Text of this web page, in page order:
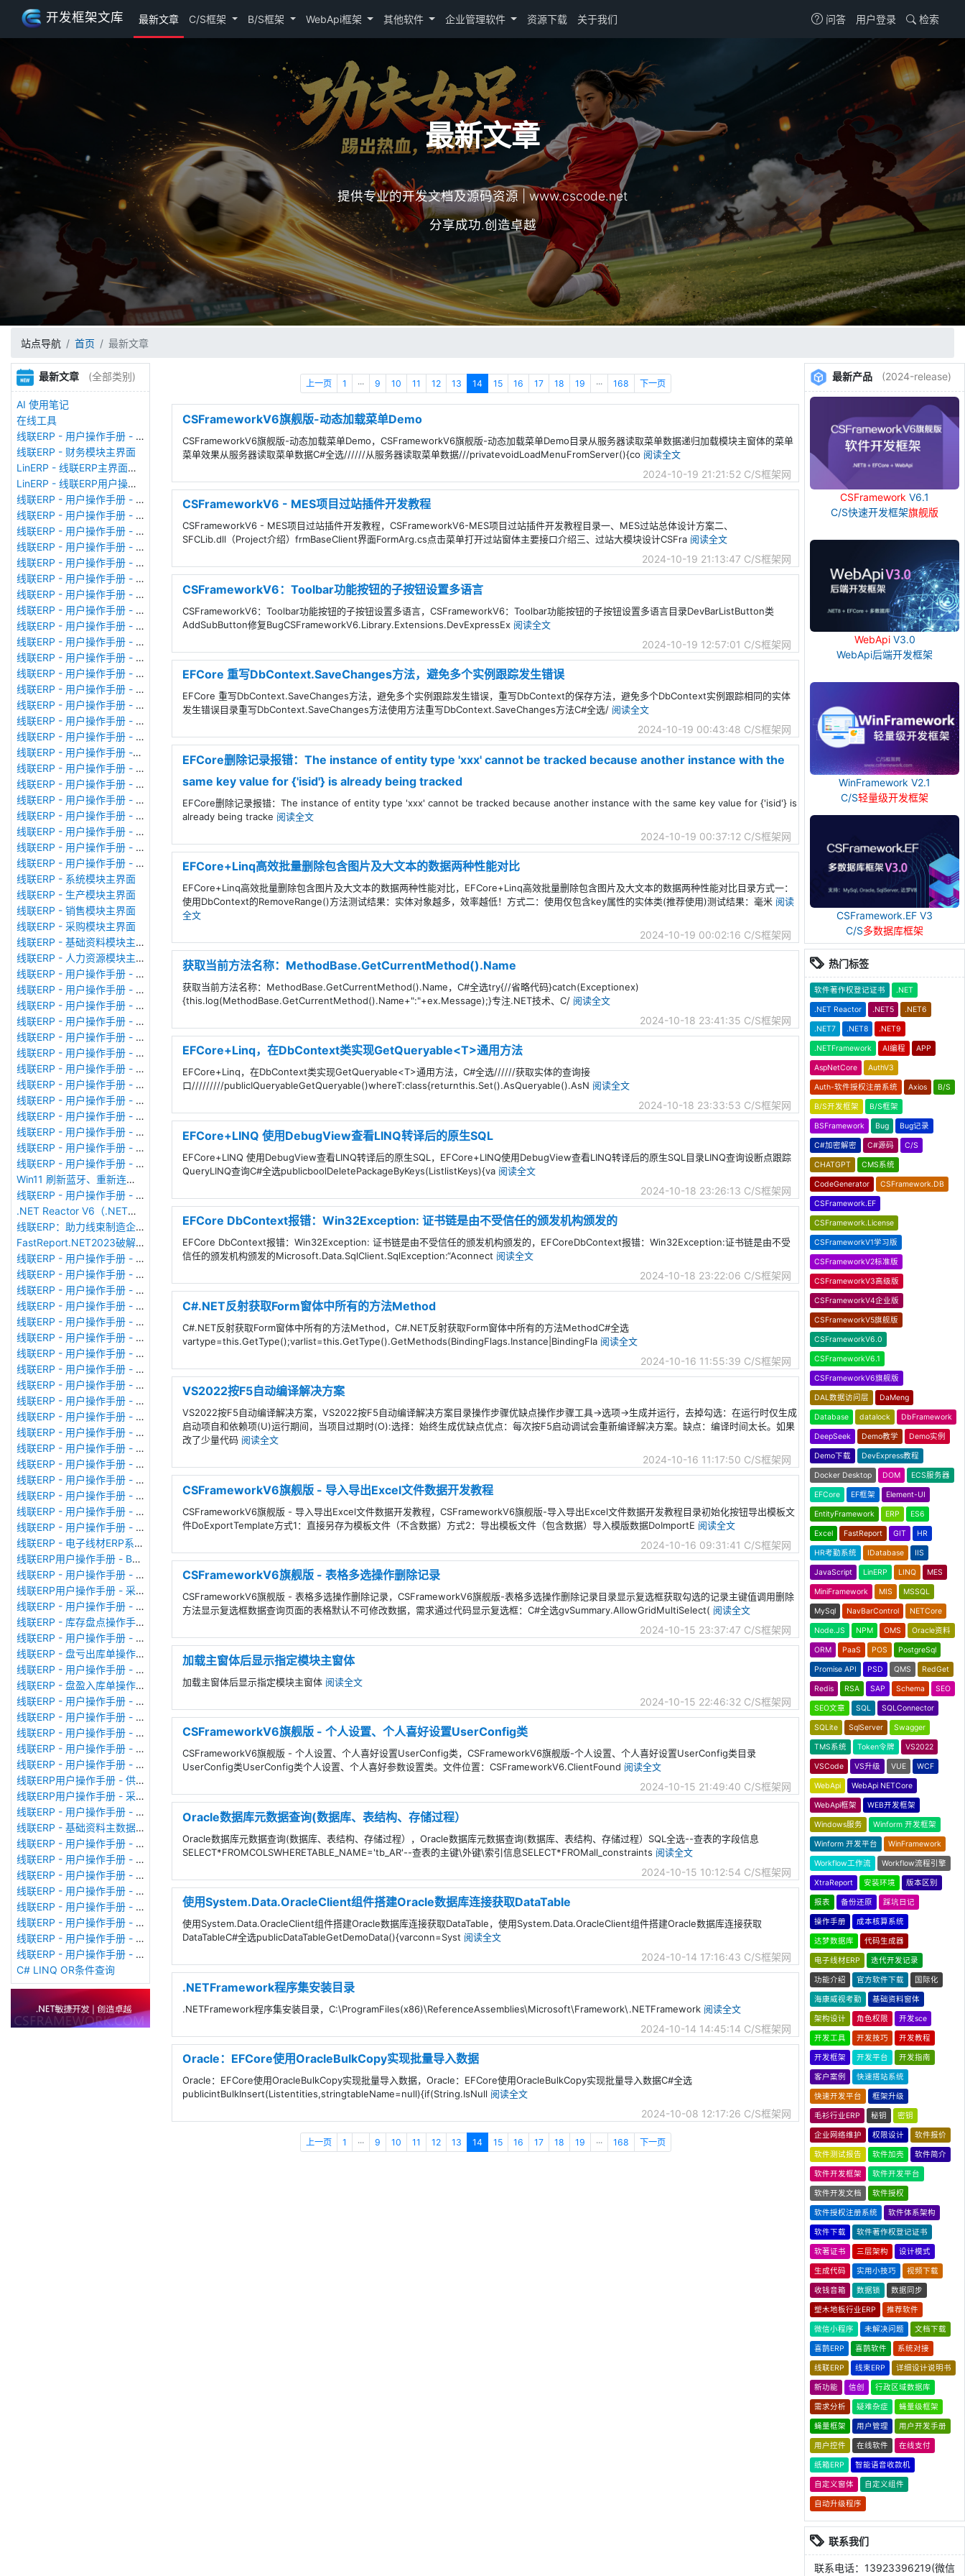
开发框架文库 最新文章 C/S框架 B/S框架 WebApi框架 其他软件 企业管理软件 资源下载 关于我们 问答 用户登录 检索
最新文章
提供专业的开发文档及源码资源 | www.cscode.net
分享成功.创造卓越
站点导航 首页 最新文章
最新文章 (全部类别)
AI 使用笔记
在线工具
线联ERP - 用户操作手册 - 存货期初
线联ERP - 财务模块主界面
LinERP - 线联ERP主界面（HOME）
LinERP - 线联ERP用户操作手册 - 系统登陆
线联ERP - 用户操作手册 - 查看在线用户
线联ERP - 用户操作手册 - 数据备份
线联ERP - 用户操作手册 - 工厂管理
线联ERP - 用户操作手册 - 帐套管理
线联ERP - 用户操作手册 - 语种设置
线联ERP - 用户操作手册 - 国际化多语言
线联ERP - 用户操作手册 - 报表管理
线联ERP - 用户操作手册 - 字段名管理
线联ERP - 用户操作手册 - 模块管理
线联ERP - 用户操作手册 - 广播消息
线联ERP - 用户操作手册 - 审计日志
线联ERP - 用户操作手册 - 公司资料设置
线联ERP - 用户操作手册 - 系统参数设置
线联ERP - 用户操作手册 - 单据类型
线联ERP - 用户操作手册 - 号码规则
线联ERP - 用户操作手册 - 功能菜单
线联ERP - 用户操作手册 -分配临时角色
线联ERP - 用户操作手册 - 组织架构
线联ERP - 用户操作手册 - 用户管理
线联ERP - 用户操作手册 - 角色/岗位管理
线联ERP - 用户操作手册 - 暂估入库明细表
线联ERP - 用户操作手册 - 物料收发明细表
线联ERP - 用户操作手册 - 即时库存余额表
线联ERP - 用户操作手册 - 库存账龄分析表
线联ERP - 系统模块主界面
线联ERP - 生产模块主界面
线联ERP - 销售模块主界面
线联ERP - 采购模块主界面
线联ERP - 基础资料模块主界面
线联ERP - 人力资源模块主界面
线联ERP - 用户操作手册 - 个人考勤报表（横向）
线联ERP - 用户操作手册 - 部门考勤报表
线联ERP - 用户操作手册 - 个人考勤报表
线联ERP - 用户操作手册 - 考勤计算
线联ERP - 用户操作手册 - 节假日管理
线联ERP - 用户操作手册 - 请假管理
线联ERP - 用户操作手册 - 补卡管理
线联ERP - 用户操作手册 - 考勤设备管理
线联ERP - 用户操作手册 - 考勤参数配置
线联ERP - 用户操作手册 - 考勤设备绑定
线联ERP - 用户操作手册 - 员工档案
线联ERP - 用户操作手册 - 班次管理
线联ERP - 用户操作手册 - 排班管理
Win11 刷新蓝牙、重新连接蓝牙音响
线联ERP - 用户操作手册 - 成品入库单
.NET Reactor V6（.NET混淆器）加壳软件使用
线联ERP：助力线束制造企业迈向数智化新征程
FastReport.NET2023破解版去除水印DEMO VERSION (2025.1.14/2023.2.18版本)
线联ERP - 用户操作手册 - 系统初始化
线联ERP - 用户操作手册 - 财务科目
线联ERP - 用户操作手册 - 现金流量表
线联ERP - 用户操作手册 - 成本调整单
线联ERP - 用户操作手册 - 月结&结账
线联ERP - 用户操作手册 - 制作凭证
线联ERP - 用户操作手册 - 成本核算
线联ERP - 用户操作手册 - 往来核销单
线联ERP - 用户操作手册 - 采购发票
线联ERP - 用户操作手册 - 应收单据
线联ERP - 用户操作手册 - 供应商对账单
线联ERP - 用户操作手册 - 往来付款单
线联ERP - 用户操作手册 - 往来收款单
线联ERP - 用户操作手册 - 客户对账单
线联ERP - 用户操作手册 - 销售发票
线联ERP - 用户操作手册 - 应付单据
线联ERP - 用户操作手册 - 应付期初
线联ERP - 用户操作手册 - 应收期初
线联ERP - 电子线材ERP系统、线束ERP系统常用报表格式
线联ERP用户操作手册 - BOM管理
线联ERP - 用户操作手册 - 生产计划
线联ERP用户操作手册 - 采购申请单
线联ERP - 用户操作手册 - 仓库转换
线联ERP - 库存盘点操作手册
线联ERP - 用户操作手册 - 成品出库单
线联ERP - 盘亏出库单操作手册
线联ERP - 用户操作手册 - 其他出库单
线联ERP - 盘盈入库单操作手册
线联ERP - 用户操作手册 - 生产领料单
线联ERP - 用户操作手册 - 其他入库单
线联ERP - 用户操作手册 - 采购入库单
线联ERP - 用户操作手册 - 业务对账单（Sales Statement）
线联ERP - 用户操作手册 - 付款申请单
线联ERP用户操作手册 - 供应商价格表
线联ERP用户操作手册 - 采购订单
线联ERP - 用户操作手册 - 成本核算表
线联ERP - 基础资料主数据库列表
线联ERP - 用户操作手册 - 委外备料冲销单
线联ERP - 用户操作手册 - 委外加工单
线联ERP - 用户操作手册 - 生产备料单
线联ERP - 用户操作手册 - MRP计划统筹
线联ERP - 用户操作手册 - 报价单（Quotation Order）
线联ERP - 用户操作手册 - 形式发票（Proforma Invoice）
线联ERP - 用户操作手册 - 销售订单（Sales Order）
线联ERP - 用户操作手册 - 客户费用登记表
C# LINQ OR条件查询
上一页 1 ··· 9 10 11 12 13 14 15 16 17 18 19 ··· 168 下一页
CSFrameworkV6旗舰版-动态加载菜单Demo
CSFrameworkV6旗舰版-动态加载菜单Demo，CSFrameworkV6旗舰版-动态加载菜单Demo目录从服务器读取菜单数据递归加载模块主窗体的菜单
菜单效果从服务器读取菜单数据C#全选//////从服务器读取菜单数据///privatevoidLoadMenuFromServer(){co 阅读全文
2024-10-19 21:21:52 C/S框架网
CSFrameworkV6 - MES项目过站插件开发教程
CSFrameworkV6 - MES项目过站插件开发教程，CSFrameworkV6-MES项目过站插件开发教程目录一、MES过站总体设计方案二、
SFCLib.dll（Project介绍）frmBaseClient界面FormArg.cs点击菜单打开过站窗体主要接口介绍三、过站大模块设计CSFra 阅读全文
2024-10-19 21:13:47 C/S框架网
CSFrameworkV6：Toolbar功能按钮的子按钮设置多语言
CSFrameworkV6：Toolbar功能按钮的子按钮设置多语言，CSFrameworkV6：Toolbar功能按钮的子按钮设置多语言目录DevBarListButton类
AddSubButton修复BugCSFrameworkV6.Library.Extensions.DevExpressEx 阅读全文
2024-10-19 12:57:01 C/S框架网
EFCore 重写DbContext.SaveChanges方法，避免多个实例跟踪发生错误
EFCore 重写DbContext.SaveChanges方法，避免多个实例跟踪发生错误，重写DbContext的保存方法，避免多个DbContext实例跟踪相同的实体
发生错误目录重写DbContext.SaveChanges方法使用方法重写DbContext.SaveChanges方法C#全选/ 阅读全文
2024-10-19 00:43:48 C/S框架网
EFCore删除记录报错：The instance of entity type 'xxx' cannot be tracked because another instance with the
same key value for {'isid'} is already being tracked
EFCore删除记录报错：The instance of entity type 'xxx' cannot be tracked because another instance with the same key value for {'isid'} is
already being tracke 阅读全文
2024-10-19 00:37:12 C/S框架网
EFCore+Linq高效批量删除包含图片及大文本的数据两种性能对比
EFCore+Linq高效批量删除包含图片及大文本的数据两种性能对比，EFCore+Linq高效批量删除包含图片及大文本的数据两种性能对比目录方式一：
使用DbContext的RemoveRange()方法测试结果：实体对象越多，效率越低！方式二：使用仅包含key属性的实体类(推荐使用)测试结果：毫米 阅读
全文
2024-10-19 00:02:16 C/S框架网
获取当前方法名称：MethodBase.GetCurrentMethod().Name
获取当前方法名称：MethodBase.GetCurrentMethod().Name，C#全选try{//省略代码}catch(Exceptionex)
{this.log(MethodBase.GetCurrentMethod().Name+":"+ex.Message);}专注.NET技术、C/ 阅读全文
2024-10-18 23:41:35 C/S框架网
EFCore+Linq，在DbContext类实现GetQueryable<T>通用方法
EFCore+Linq，在DbContext类实现GetQueryable<T>通用方法，C#全选//////获取实体的查询接
口/////////publicIQueryableGetQueryable()whereT:class{returnthis.Set().AsQueryable().AsN 阅读全文
2024-10-18 23:33:53 C/S框架网
EFCore+LINQ 使用DebugView查看LINQ转译后的原生SQL
EFCore+LINQ 使用DebugView查看LINQ转译后的原生SQL，EFCore+LINQ使用DebugView查看LINQ转译后的原生SQL目录LINQ查询设断点跟踪
QueryLINQ查询C#全选publicboolDeletePackageByKeys(ListlistKeys){va 阅读全文
2024-10-18 23:26:13 C/S框架网
EFCore DbContext报错：Win32Exception: 证书链是由不受信任的颁发机构颁发的
EFCore DbContext报错：Win32Exception: 证书链是由不受信任的颁发机构颁发的，EFCoreDbContext报错：Win32Exception:证书链是由不受
信任的颁发机构颁发的Microsoft.Data.SqlClient.SqlException:“Aconnect 阅读全文
2024-10-18 23:22:06 C/S框架网
C#.NET反射获取Form窗体中所有的方法Method
C#.NET反射获取Form窗体中所有的方法Method，C#.NET反射获取Form窗体中所有的方法MethodC#全选
vartype=this.GetType();varlist=this.GetType().GetMethods(BindingFlags.Instance|BindingFla 阅读全文
2024-10-16 11:55:39 C/S框架网
VS2022按F5自动编译解决方案
VS2022按F5自动编译解决方案，VS2022按F5自动编译解决方案目录操作步骤优缺点操作步骤工具->选项->生成并运行，去掉勾选：在运行时仅生成
启动项自和依赖项(U)运行期间，当项目过期时(O):选择：始终生成优缺点优点：每次按F5启动调试会重新编译解决方案。缺点：编译时间太长。如果
改了少量代码 阅读全文
2024-10-16 11:17:50 C/S框架网
CSFrameworkV6旗舰版 - 导入导出Excel文件数据开发教程
CSFrameworkV6旗舰版 - 导入导出Excel文件数据开发教程，CSFrameworkV6旗舰版-导入导出Excel文件数据开发教程目录初始化按钮导出模板文
件DoExportTemplate方式1：直接另存为模板文件（不含数据）方式2：导出模板文件（包含数据）导入模版数据DoImportE 阅读全文
2024-10-16 09:31:41 C/S框架网
CSFrameworkV6旗舰版 - 表格多选操作删除记录
CSFrameworkV6旗舰版 - 表格多选操作删除记录，CSFrameworkV6旗舰版-表格多选操作删除记录目录显示复选框获取勾选的记录主键值调用删除
方法显示复选框数据查询页面的表格默认不可修改数据，需求通过代码显示复选框：C#全选gvSummary.AllowGridMultiSelect( 阅读全文
2024-10-15 23:37:47 C/S框架网
加载主窗体后显示指定模块主窗体
加载主窗体后显示指定模块主窗体 阅读全文
2024-10-15 22:46:32 C/S框架网
CSFrameworkV6旗舰版 - 个人设置、个人喜好设置UserConfig类
CSFrameworkV6旗舰版 - 个人设置、个人喜好设置UserConfig类，CSFrameworkV6旗舰版-个人设置、个人喜好设置UserConfig类目录
UserConfig类UserConfig类个人设置、个人喜好参数设置类。文件位置：CSFrameworkV6.ClientFound 阅读全文
2024-10-15 21:49:40 C/S框架网
Oracle数据库元数据查询(数据库、表结构、存储过程）
Oracle数据库元数据查询(数据库、表结构、存储过程），Oracle数据库元数据查询(数据库、表结构、存储过程）SQL全选--查表的字段信息
SELECT*FROMCOLSWHERETABLE_NAME='tb_AR'--查表的主键\外键\索引信息SELECT*FROMall_constraints 阅读全文
2024-10-15 10:12:54 C/S框架网
使用System.Data.OracleClient组件搭建Oracle数据库连接获取DataTable
使用System.Data.OracleClient组件搭建Oracle数据库连接获取DataTable，使用System.Data.OracleClient组件搭建Oracle数据库连接获取
DataTableC#全选publicDataTableGetDemoData(){varconn=Syst 阅读全文
2024-10-14 17:16:43 C/S框架网
.NETFramework程序集安装目录
.NETFramework程序集安装目录，C:\ProgramFiles(x86)\ReferenceAssemblies\Microsoft\Framework\.NETFramework 阅读全文
2024-10-14 14:45:14 C/S框架网
Oracle：EFCore使用OracleBulkCopy实现批量导入数据
Oracle：EFCore使用OracleBulkCopy实现批量导入数据，Oracle：EFCore使用OracleBulkCopy实现批量导入数据C#全选
publicintBulkInsert(Listentities,stringtableName=null){if(String.IsNull 阅读全文
2024-10-08 12:17:26 C/S框架网
上一页 1 ··· 9 10 11 12 13 14 15 16 17 18 19 ··· 168 下一页
最新产品 (2024-release)
CSFramework V6.1
C/S快速开发框架旗舰版
WebApiV3.0
WebApi后端开发框架
WinFramework V2.1
C/S轻量级开发框架
CSFramework.EF V3
C/S多数据库框架
热门标签
软件著作权登记证书 .NET
.NET Reactor .NET5 .NET6
.NET7 .NET8 .NET9
.NETFramework AI编程 APP
AspNetCore AuthV3
Auth-软件授权注册系统 Axios B/S
B/S开发框架 B/S框架
BSFramework Bug Bug记录
C#加密解密 C#源码 C/S
CHATGPT CMS系统
CodeGenerator CSFramework.DB
CSFramework.EF
CSFramework.License
CSFrameworkV1学习版
CSFrameworkV2标准版
CSFrameworkV3高级版
CSFrameworkV4企业版
CSFrameworkV5旗舰版
CSFrameworkV6.0
CSFrameworkV6.1
CSFrameworkV6旗舰版
DAL数据访问层 DaMeng
Database datalock DbFramework
DeepSeek Demo教学 Demo实例
Demo下载 DevExpress教程
Docker Desktop DOM ECS服务器
EFCore EF框架 Element-UI
EntityFramework ERP ES6
Excel FastReport GIT HR
HR考勤系统 IDatabase IIS
JavaScript LinERP LINQ MES
MiniFramework MIS MSSQL
MySql NavBarControl NETCore
Node.JS NPM OMS Oracle资料
ORM PaaS POS PostgreSql
Promise API PSD QMS RedGet
Redis RSA SAP Schema SEO
SEO文章 SQL SQLConnector
SQLite SqlServer Swagger
TMS系统 Token令牌 VS2022
VSCode VS升级 VUE WCF
WebApi WebApi NETCore
WebApi框架 WEB开发框架
Windows服务 Winform 开发框架
Winform 开发平台 WinFramework
Workflow工作流 Workflow流程引擎
XtraReport 安装环境 版本区别
报表 备份还原 踩坑日记
操作手册 成本核算系统
达梦数据库 代码生成器
电子线材ERP 迭代开发记录
功能介绍 官方软件下载 国际化
海康威视考勤 基础资料窗体
架构设计 角色权限 开发sce
开发工具 开发技巧 开发教程
开发框架 开发平台 开发指南
客户案例 快速搭站系统
快速开发平台 框架升级
毛衫行业ERP 秘钥 密钥
企业网络维护 权限设计 软件报价
软件测试报告 软件加壳 软件简介
软件开发框架 软件开发平台
软件开发文档 软件授权
软件授权注册系统 软件体系架构
软件下载 软件著作权登记证书
软著证书 三层架构 设计模式
生成代码 实用小技巧 视频下载
收钱音箱 数据锁 数据同步
塑木地板行业ERP 推荐软件
微信小程序 未解决问题 文档下载
喜鹊ERP 喜鹊软件 系统对接
线联ERP 线束ERP 详细设计说明书
新功能 信创 行政区域数据库
需求分析 疑难杂症 蝇量级框架
蝇量框架 用户管理 用户开发手册
用户控件 在线软件 在线支付
纸箱ERP 智能语音收款机
自定义窗体 自定义组件
自动升级程序
联系我们
联系电话：13923396219(微信